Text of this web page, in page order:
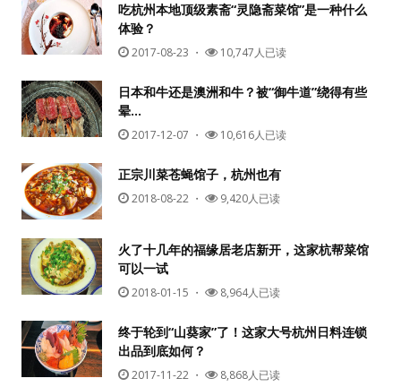
吃杭州本地顶级素斋“灵隐斋菜馆”是一种什么
体验？
2017-08-23 ・ 10,747人已读
日本和牛还是澳洲和牛？被“御牛道”绕得有些
晕…
2017-12-07 ・ 10,616人已读
正宗川菜苍蝇馆子，杭州也有
2018-08-22 ・ 9,420人已读
火了十几年的福缘居老店新开，这家杭帮菜馆
可以一试
2018-01-15 ・ 8,964人已读
终于轮到“山葵家”了！这家大号杭州日料连锁
出品到底如何？
2017-11-22 ・ 8,868人已读